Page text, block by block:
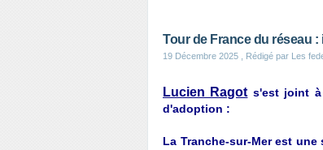
Tour de France du réseau
19 Décembre 2025 , Rédigé par Les
Lucien Ragot s'est joint
d'adoption :
La Tranche-sur-Mer est